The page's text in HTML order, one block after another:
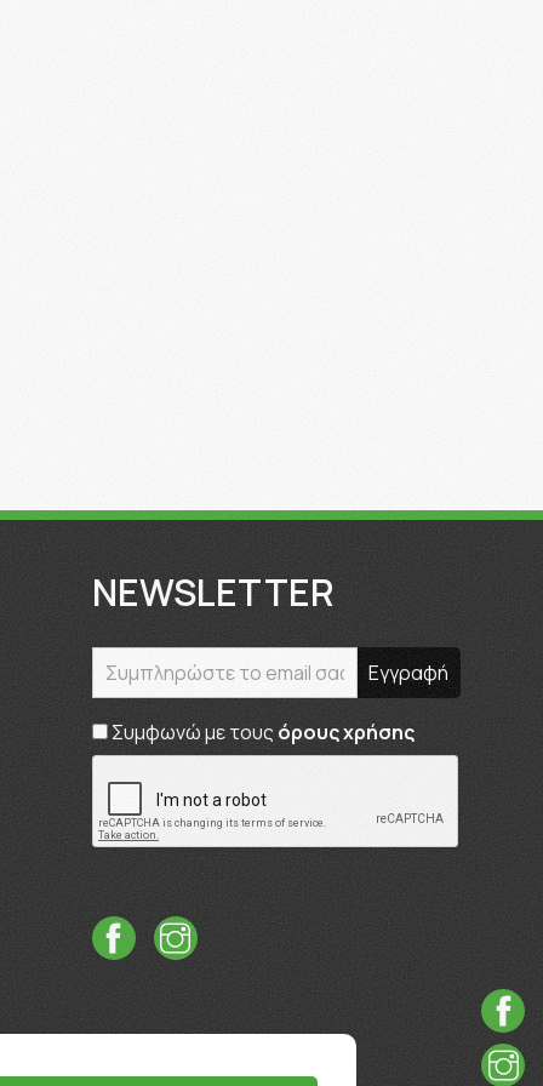
NEWSLETTER
Συμφωνώ με τους όρους χρήσης